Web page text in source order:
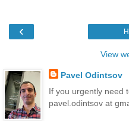
‹
View
Pavel Odintsov
If you urgently need
pavel.odintsov at